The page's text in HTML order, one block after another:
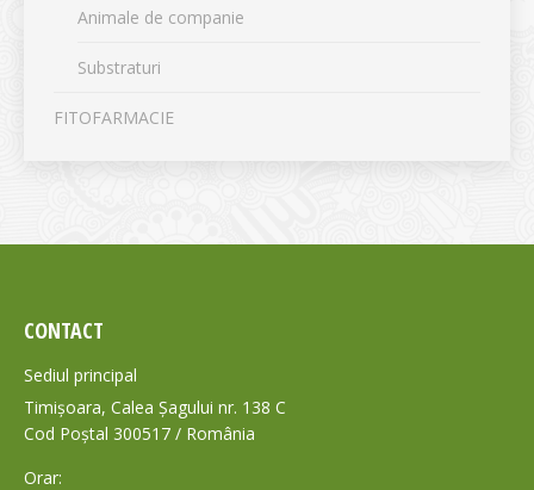
Animale de companie
Substraturi
FITOFARMACIE
CONTACT
Sediul principal
Timișoara, Calea Șagului nr. 138 C
Cod Poștal 300517 / România
Orar: